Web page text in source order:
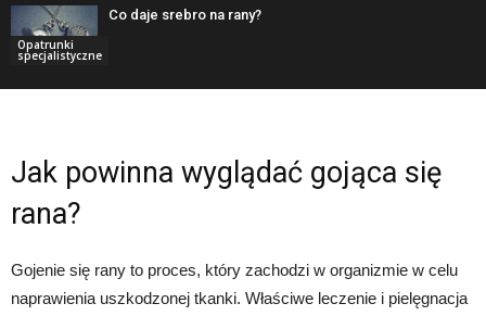
Opatrunki
specjalistyczne
Co daje srebro na rany?
Jak powinna wyglądać gojąca się
rana?
Gojenie się rany to proces, który zachodzi w organizmie w celu
naprawienia uszkodzonej tkanki. Właściwe leczenie i pielęgnacja